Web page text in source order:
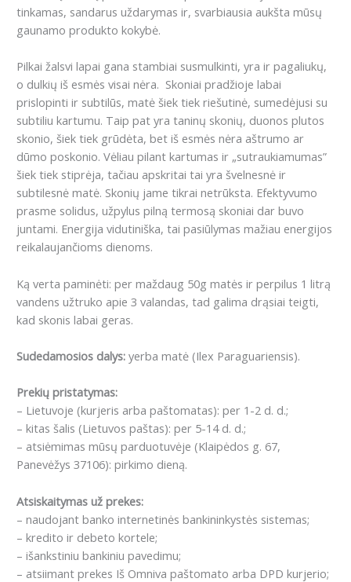
tinkamas, sandarus uždarymas ir, svarbiausia aukšta mūsų
gaunamo produkto kokybė.
Pilkai žalsvi lapai gana stambiai susmulkinti, yra ir pagaliukų,
o dulkių iš esmės visai nėra. Skoniai pradžioje labai
prislopinti ir subtilūs, matė šiek tiek riešutinė, sumedėjusi su
subtiliu kartumu. Taip pat yra taninų skonių, duonos plutos
skonio, šiek tiek grūdėta, bet iš esmės nėra aštrumo ar
dūmo poskonio. Vėliau pilant kartumas ir „sutraukiamumas”
šiek tiek stiprėja, tačiau apskritai tai yra švelnesnė ir
subtilesnė matė. Skonių jame tikrai netrūksta. Efektyvumo
prasme solidus, užpylus pilną termosą skoniai dar buvo
juntami. Energija vidutiniška, tai pasiūlymas mažiau energijos
reikalaujančioms dienoms.
Ką verta paminėti: per maždaug 50g matės ir perpilus 1 litrą
vandens užtruko apie 3 valandas, tad galima drąsiai teigti,
kad skonis labai geras.
Sudedamosios dalys: yerba matė (Ilex Paraguariensis).
Prekių pristatymas:
– Lietuvoje (kurjeris arba paštomatas): per 1-2 d. d.;
– kitas šalis (Lietuvos paštas): per 5-14 d. d.;
– atsiėmimas mūsų parduotuvėje (Klaipėdos g. 67,
Panevėžys 37106): pirkimo dieną.
Atsiskaitymas už prekes:
– naudojant banko internetinės bankininkystės sistemas;
– kredito ir debeto kortele;
– išankstiniu bankiniu pavedimu;
– atsiimant prekes Iš Omniva paštomato arba DPD kurjerio;